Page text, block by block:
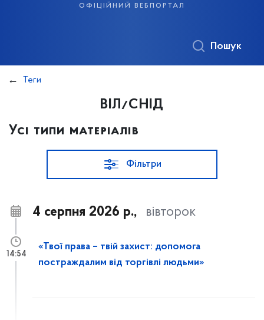
офіційний вебпортал
Пошук
Теги
ВІЛ/СНІД
Усі типи матеріалів
Фільтри
4 серпня 2026 р., вівторок
«Твої права – твій захист: допомога
постраждалим від торгівлі людьми»
14:54